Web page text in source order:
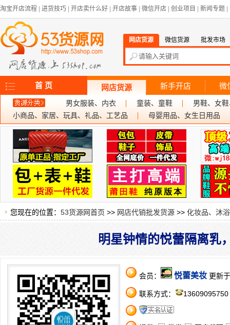
淘宝开店流程 进货技巧 开店卖什么好 开店故事 微信开店 创业项目 新闻专题
网店货源 微信货源 批发市场
首 页 网店货源 新手开店 微
男女服装、内衣 童装、童鞋
男鞋、女
小商品、家居、玩具、礼品、工艺品
母婴用品、女生日用品
您现在的位置： 53货源网首页 >> 网店代销批发货源 >> 化妆品、沐
明星钟情的悦蕾隔离乳
会员： 悦蕾美妆 更新
联系方式： 13609095750